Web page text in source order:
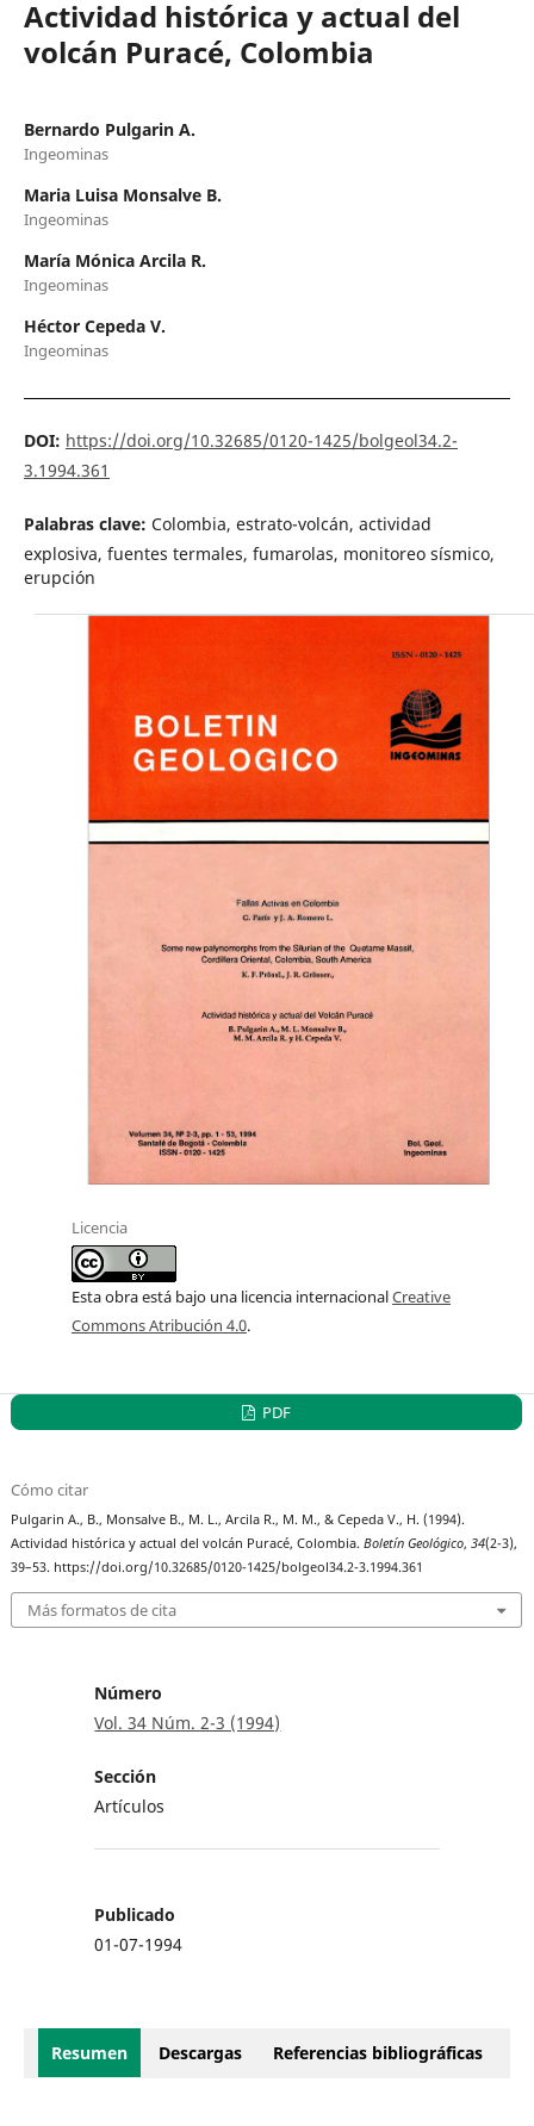
Actividad histórica y actual del
volcán Puracé, Colombia
Bernardo Pulgarin A.
Ingeominas
Maria Luisa Monsalve B.
Ingeominas
María Mónica Arcila R.
Ingeominas
Héctor Cepeda V.
Ingeominas
DOI: https://doi.org/10.32685/0120-1425/bolgeol34.2-
3.1994.361
Palabras clave: Colombia, estrato-volcán, actividad
explosiva, fuentes termales, fumarolas, monitoreo sísmico,
erupción
Licencia
Esta obra está bajo una licencia internacionalCreative
Commons Atribución 4.0.
PDF
Cómo citar
Pulgarin A., B., Monsalve B., M. L., Arcila R., M. M., & Cepeda V., H. (1994).
Actividad histórica y actual del volcán Puracé, Colombia.Boletín Geológico,34(2-3),
39–53. https://doi.org/10.32685/0120-1425/bolgeol34.2-3.1994.361
Más formatos de cita
Número
Vol. 34 Núm. 2-3 (1994)
Sección
Artículos
Publicado
01-07-1994
Resumen Descargas Referencias bibliográficas